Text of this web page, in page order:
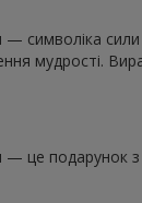
символіка сили
мудрості.
— це подарунок